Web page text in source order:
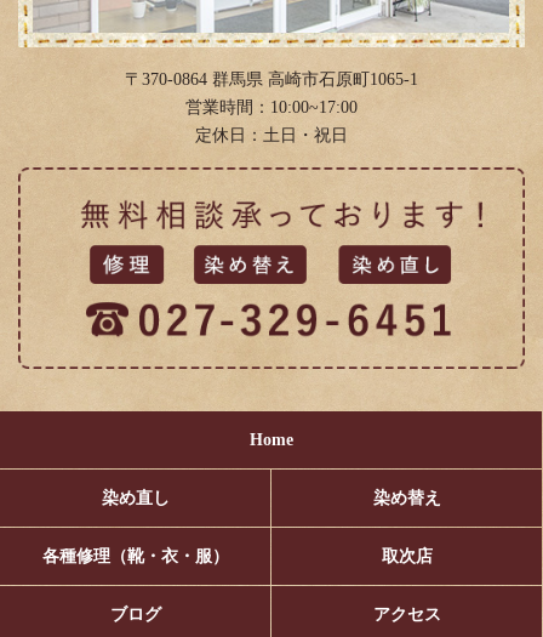
2018年4月
2018年2月 (11)
2018年1月 (4)
〒370-0864 群馬県 高崎市石原町1065-1
営業時間：10:00~17:00
定休日：土日・祝日
Home
染め直し 染め替え
各種修理（靴・衣・服） 取次店
ブログ アクセス